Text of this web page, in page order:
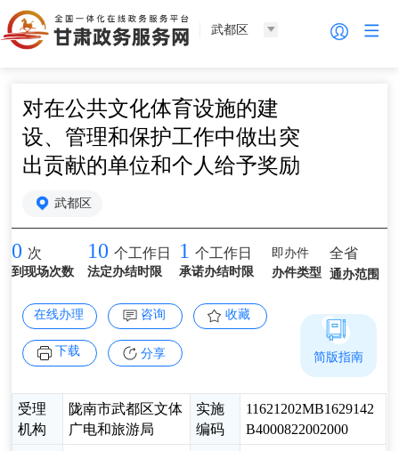
武都区
对在公共文化体育设施的建
设、管理和保护工作中做出突
出贡献的单位和个人给予奖励
武都区
0 次
到现场次数
10 个工作日
法定办结时限
1 个工作日
承诺办结时限
即办件
办件类型
全省
通办范围
在线办理 咨询 收藏
下载 分享
受理
机构
陇南市武都区文体
广电和旅游局
实施
编码
11621202MB1629142
B4000822002000
简版指南